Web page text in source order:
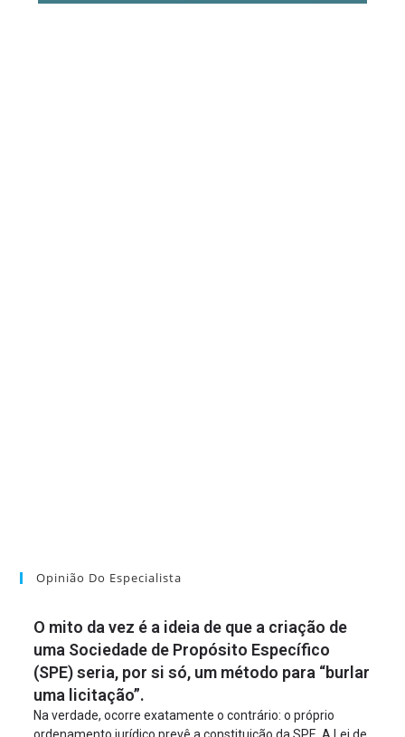
Opinião Do Especialista
O mito da vez é a ideia de que a criação de
uma Sociedade de Propósito Específico
(SPE) seria, por si só, um método para “burlar
uma licitação”.
Na verdade, ocorre exatamente o contrário: o próprio